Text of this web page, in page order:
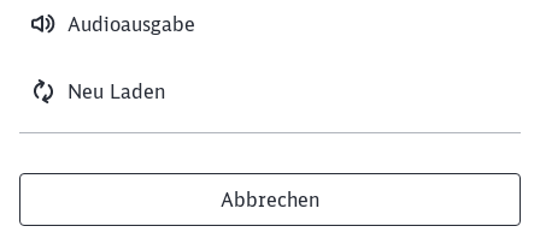
Audioausgabe
Neu Laden
Abbrechen